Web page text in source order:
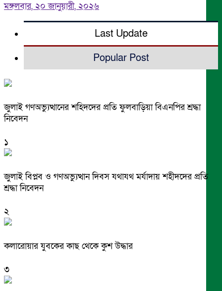
মঙ্গলবার, ২০ জানুয়ারী, ২০২৬
Last Update
Popular Post
জুলাই গণঅভ্যুত্থানের শহিদদের প্রতি ফুলবাড়িয়া বিএনপির শ্রদ্ধা
নিবেদন
১
জুলাই বিপ্লব ও গণঅভ্যুত্থান দিবস যথাযথ মর্যাদায় শহীদদের প্রতি
শ্রদ্ধা নিবেদন
২
কলারোয়ার যুবকের কাছ থেকে কুশ উদ্ধার
৩